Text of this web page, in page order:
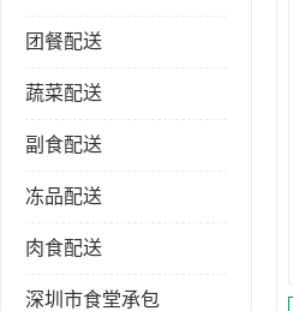
团餐配送
蔬菜配送
副食配送
冻品配送
肉食配送
深圳市食堂承包